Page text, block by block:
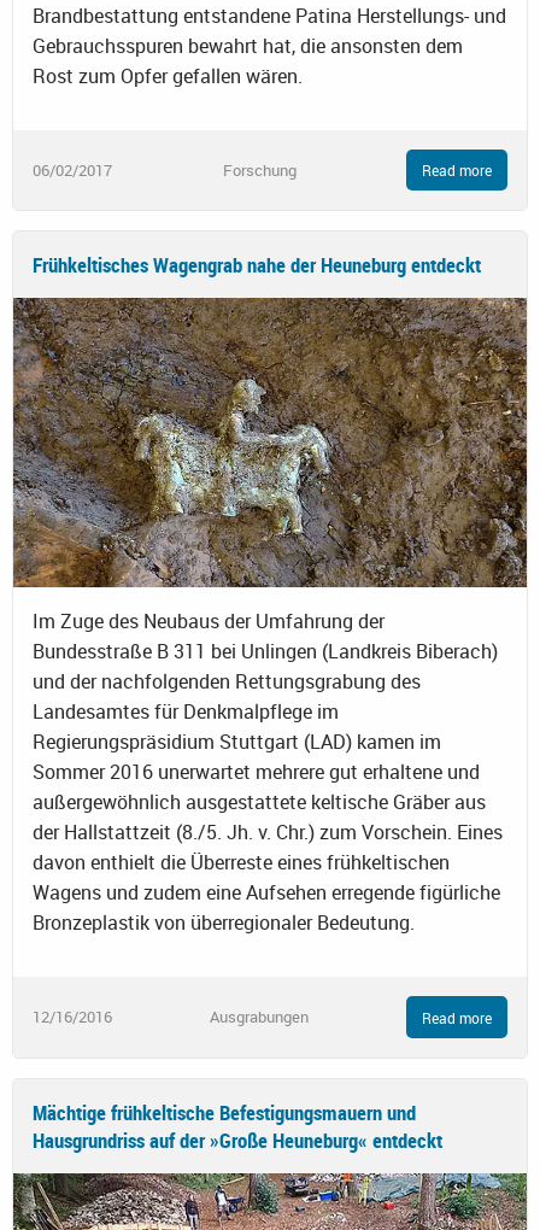
Brandbestattung entstandene Patina Herstellungs- und
Gebrauchsspuren bewahrt hat, die ansonsten dem
Rost zum Opfer gefallen wären.
06/02/2017 Forschung Read more
Frühkeltisches Wagengrab nahe der Heuneburg entdeckt
Im Zuge des Neubaus der Umfahrung der
Bundesstraße B 311 bei Unlingen (Landkreis Biberach)
und der nachfolgenden Rettungsgrabung des
Landesamtes für Denkmalpflege im
Regierungspräsidium Stuttgart (LAD) kamen im
Sommer 2016 unerwartet mehrere gut erhaltene und
außergewöhnlich ausgestattete keltische Gräber aus
der Hallstattzeit (8./5. Jh. v. Chr.) zum Vorschein. Eines
davon enthielt die Überreste eines frühkeltischen
Wagens und zudem eine Aufsehen erregende figürliche
Bronzeplastik von überregionaler Bedeutung.
12/16/2016 Ausgrabungen Read more
Mächtige frühkeltische Befestigungsmauern und
Hausgrundriss auf der »Große Heuneburg« entdeckt